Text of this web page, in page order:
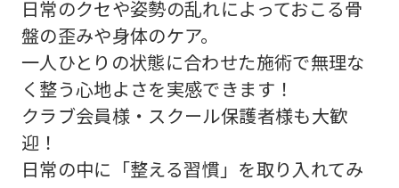
日常のクセや姿勢の乱れによっておこる骨
盤の歪みや身体のケア。
一人ひとりの状態に合わせた施術で無理な
く整う心地よさを実感できます！
クラブ会員様・スクール保護者様も大歓
迎！
日常の中に「整える習慣」を取り入れてみ